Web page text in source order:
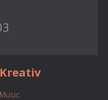
Kreativ
Music